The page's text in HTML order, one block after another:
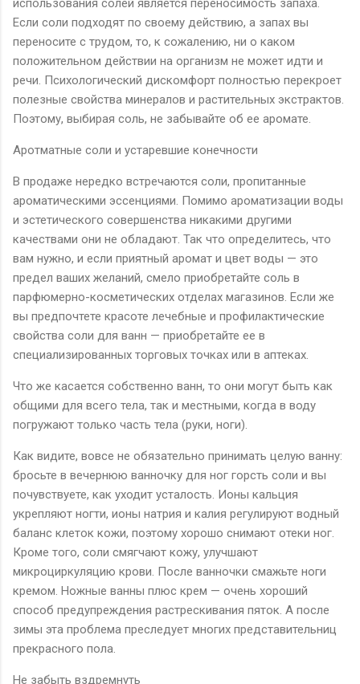
Если соли подходят по своему действию, а запах вы
переносите с трудом, то, к сожалению, ни о каком
положительном действии на организм не может идти и
речи. Психологический дискомфорт полностью перекроет
полезные свойства минералов и растительных экстрактов.
Поэтому, выбирая соль, не забывайте об ее аромате.
Аротматные соли и устаревшие конечности
В продаже нередко встречаются соли, пропитанные
ароматическими эссенциями. Помимо ароматизации воды
и эстетического совершенства никакими другими
качествами они не обладают. Так что определитесь, что
вам нужно, и если приятный аромат и цвет воды — это
предел ваших желаний, смело приобретайте соль в
парфюмерно-косметических отделах магазинов. Если же
вы предпочтете красоте лечебные и профилактические
свойства соли для ванн — приобретайте ее в
специализированных торговых точках или в аптеках.
Что же касается собственно ванн, то они могут быть как
общими для всего тела, так и местными, когда в воду
погружают только часть тела (руки, ноги).
Как видите, вовсе не обязательно принимать целую ванну:
бросьте в вечернюю ванночку для ног горсть соли и вы
почувствуете, как уходит усталость. Ионы кальция
укрепляют ногти, ионы натрия и калия регулируют водный
баланс клеток кожи, поэтому хорошо снимают отеки ног.
Кроме того, соли смягчают кожу, улучшают
микроциркуляцию крови. После ванночки смажьте ноги
кремом. Ножные ванны плюс крем — очень хороший
способ предупреждения растрескивания пяток. А после
зимы эта проблема преследует многих представительниц
прекрасного пола.
Не забыть вздремнуть